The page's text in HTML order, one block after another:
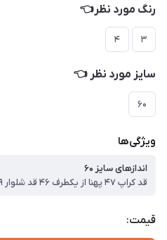
رنگ مورد نظر👈
۳ ۴
سایز مورد نظر 👈
۶۰
ویژگی‌ها
اندازهای سایز ۶۰
قیمت: